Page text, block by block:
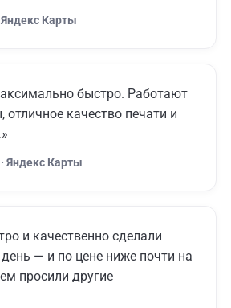
Яндекс Карты
быстро. Работают
отличное качество печати и
Яндекс Карты
и качественно сделали
— и по цене ниже почти на
просили другие